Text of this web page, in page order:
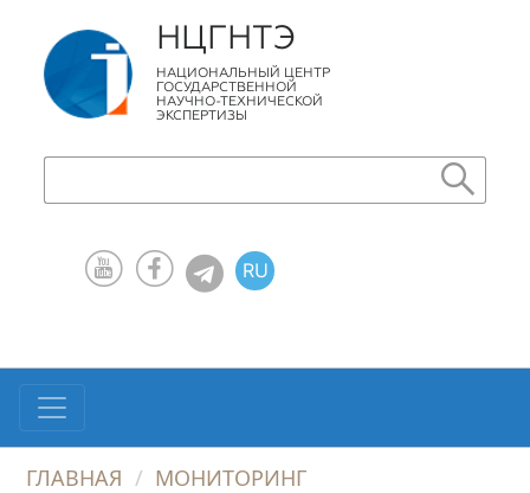
НЦГНТЭ
НАЦИОНАЛЬНЫЙ ЦЕНТР
ГОСУДАРСТВЕННОЙ
НАУЧНО-ТЕХНИЧЕСКОЙ
ЭКСПЕРТИЗЫ
RU
ГЛАВНАЯ
МОНИТОРИНГ